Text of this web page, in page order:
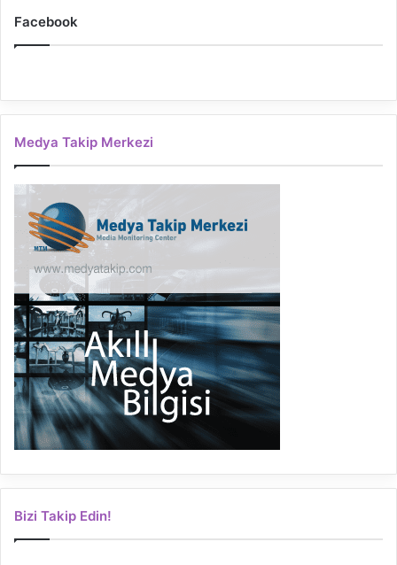
Facebook
Medya Takip Merkezi
Bizi Takip Edin!